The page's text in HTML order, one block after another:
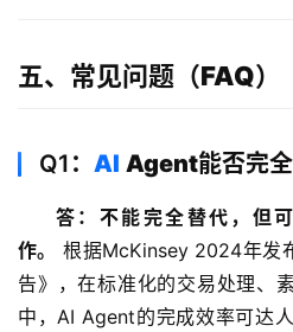
户
球
方
案
登录
五、常见问题（FAQ）
Q1： AI Agent能否完全
答：不能完全替代，但
作。
根据McKinsey 2024年发
告》，在标准化的交易处理、
中，AI Agent的完成效率可达